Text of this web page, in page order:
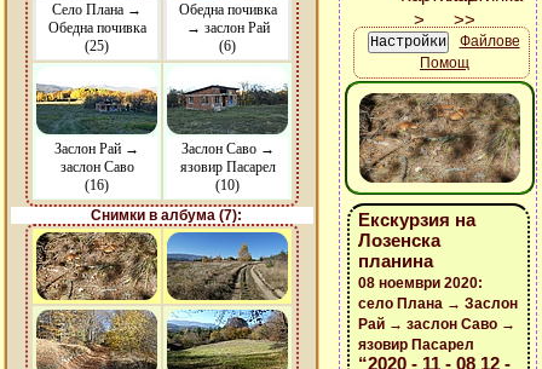
Село Плана →
Обедна почивка
(25)
Обедна почивка
→ заслон Рай
(6)
Заслон Рай →
заслон Саво
(16)
Заслон Саво →
язовир Пасарел
(10)
Снимки в албума (7):
Файлове
Помощ
Екскурзия на
Лозенска
планина
08 ноември 2020:
село Плана → Заслон
Рай → заслон Саво →
язовир Пасарел
“2020 - 11 - 08 12 -